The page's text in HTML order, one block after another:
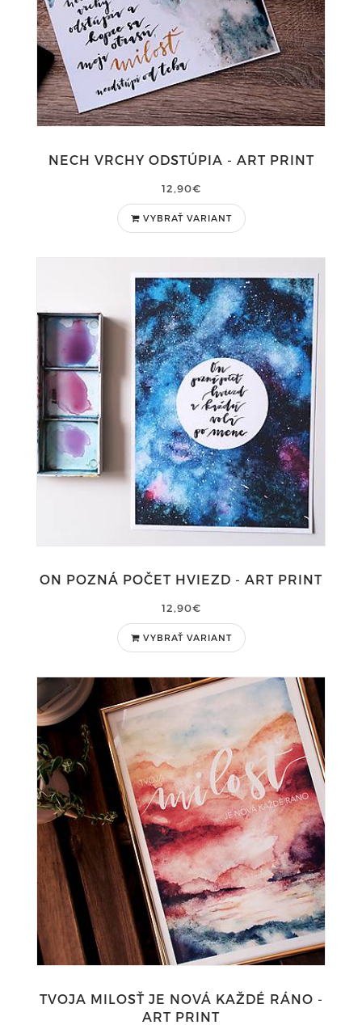
NECH VRCHY ODSTÚPIA - ART PRINT
12,90€
VYBRAŤ VARIANT
ON POZNÁ POČET HVIEZD - ART PRINT
12,90€
VYBRAŤ VARIANT
TVOJA MILOSŤ JE NOVÁ KAŽDÉ RÁNO -
ART PRINT